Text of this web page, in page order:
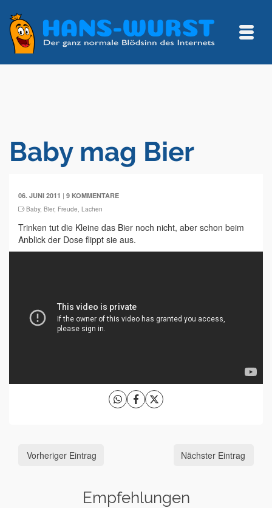
Baby mag Bier
06. JUNI 2011 | 9 KOMMENTARE
Baby, Bier, Freude, Lachen
Trinken tut die Kleine das Bier noch nicht, aber schon beim
Anblick der Dose flippt sie aus.
Vorheriger Eintrag Nächster Eintrag
Empfehlungen